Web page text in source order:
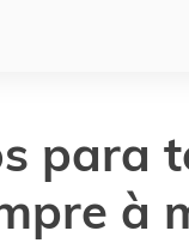
para
à